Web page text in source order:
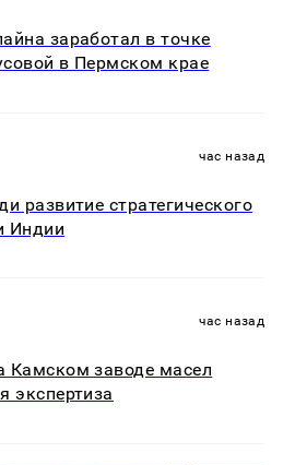
заработал в точке
в Пермском крае
час назад
развитие стратегического
Индии
час назад
Камском заводе масел
экспертиза